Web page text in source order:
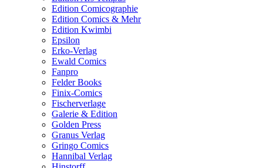
Edition Comicographie
Edition Comics & Mehr
Edition Kwimbi
Epsilon
Erko-Verlag
Ewald Comics
Fanpro
Felder Books
Finix-Comics
Fischerverlage
Galerie & Edition
Golden Press
Granus Verlag
Gringo Comics
Hannibal Verlag